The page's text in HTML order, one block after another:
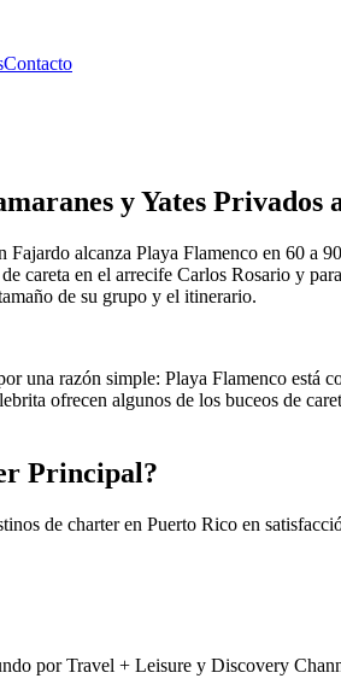
Contacto
y Yates Privados
alcanza Playa Flamenco en 60 a
careta en el arrecife Carlos Rosario y
de su grupo y el itinerario.
una razón simple: Playa Flamenco
ofrecen algunos de los buceos de
Principal?
de charter en Puerto Rico en
por Travel + Leisure y Discovery